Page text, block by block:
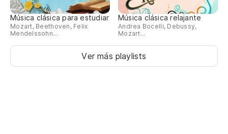
Música clásica para estudiar
Mozart, Beethoven, Felix
Mendelssohn...
Música clásica relajante
Andrea Bocelli, Debussy,
Mozart...
Ver más playlists